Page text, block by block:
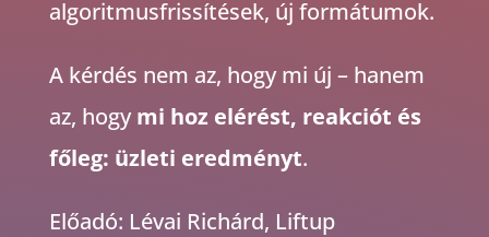
algoritmusfrissítések, új formátumok.
A kérdés nem az, hogy mi új – hanem
az, hogymi hoz elérést, reakciót és
főleg: üzleti eredményt.
Előadó: Lévai Richárd, Liftup